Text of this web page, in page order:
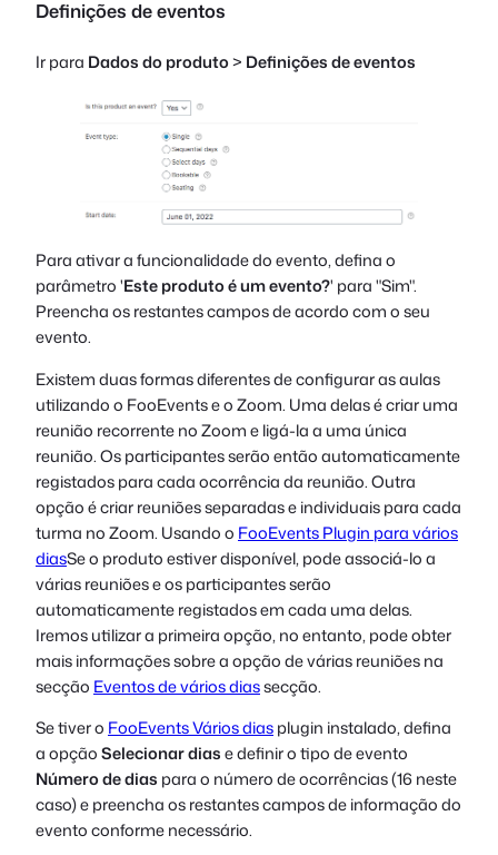
Definições de eventos
Ir para Dados do produto> Definições de eventos
Para ativar a funcionalidade do evento, defina o
parâmetro 'Este produto é um evento?' para "Sim".
Preencha os restantes campos de acordo com o seu
evento.
Existem duas formas diferentes de configurar as aulas
utilizando o FooEvents e o Zoom. Uma delas é criar uma
reunião recorrente no Zoom e ligá-la a uma única
reunião. Os participantes serão então automaticamente
registados para cada ocorrência da reunião. Outra
opção é criar reuniões separadas e individuais para cada
turma no Zoom. Usando o FooEvents Plugin para vários
diasSe o produto estiver disponível, pode associá-lo a
várias reuniões e os participantes serão
automaticamente registados em cada uma delas.
Iremos utilizar a primeira opção, no entanto, pode obter
mais informações sobre a opção de várias reuniões na
secção Eventos de vários diassecção.
Se tiver o FooEvents Vários diasplugin instalado, defina
a opçãoSelecionar diase definir o tipo de evento
Número de dias para o número de ocorrências (16 neste
caso) e preencha os restantes campos de informação do
evento conforme necessário.